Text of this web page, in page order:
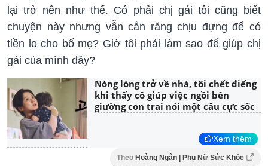
lại trở nên như thế. Có phải chị gái tôi cũng biết
chuyện này nhưng vẫn cắn răng chịu đựng để có
tiền lo cho bố mẹ? Giờ tôi phải làm sao để giúp chị
gái của mình đây?
Nóng lòng trở về nhà, tôi chết điếng
khi thấy cô giúp việc ngồi bên
giường con trai nói một câu cực sốc
Xem thêm
Theo Hoàng Ngân | Phụ Nữ Sức Khỏe